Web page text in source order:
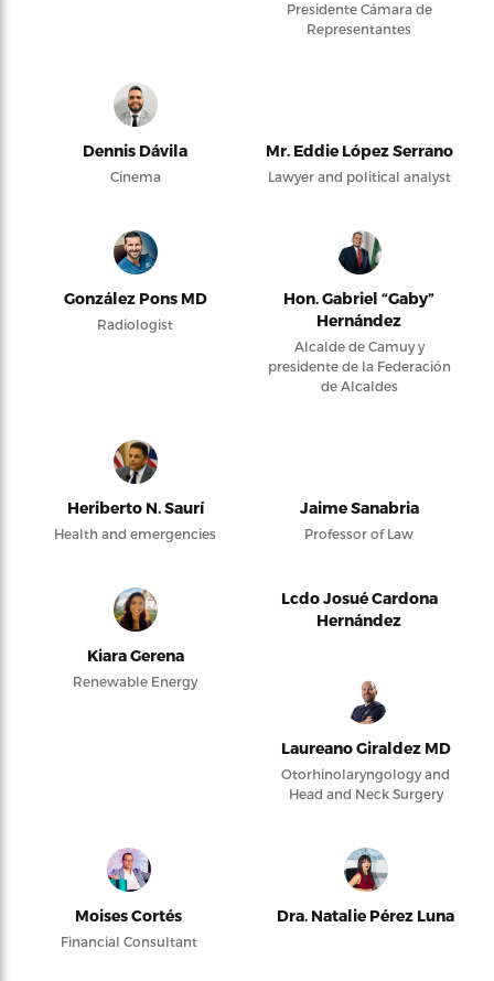
Presidente Cámara de
Representantes
Dennis Dávila
Cinema
Mr. Eddie López Serrano
Lawyer and political analyst
González Pons MD
Radiologist
Hon. Gabriel “Gaby”
Hernández
Alcalde de Camuy y
presidente de la Federación
de Alcaldes
Heriberto N. Saurí
Health and emergencies
Jaime Sanabria
Professor of Law
Kiara Gerena
Renewable Energy
Lcdo Josué Cardona
Hernández
Laureano Giraldez MD
Otorhinolaryngology and
Head and Neck Surgery
Moises Cortés
Financial Consultant
Dra. Natalie Pérez Luna